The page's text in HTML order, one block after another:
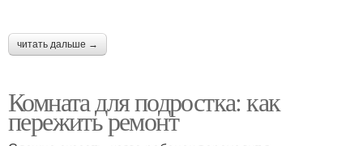
читать дальше →
Комната для подростка: как
пережить ремонт